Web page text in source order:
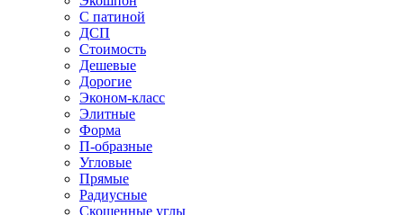
С патиной
ДСП
Стоимость
Дешевые
Дорогие
Эконом-класс
Элитные
Форма
П-образные
Угловые
Прямые
Радиусные
Скошенные углы